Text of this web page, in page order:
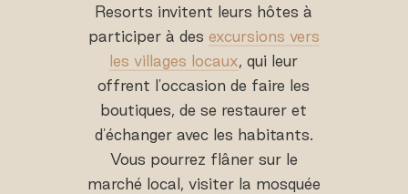
Resorts invitent leurs hôtes à
participer à des excursions vers
les villages locaux, qui leur
offrent l'occasion de faire les
boutiques, de se restaurer et
d'échanger avec les habitants.
Vous pourrez flâner sur le
marché local, visiter la mosquée